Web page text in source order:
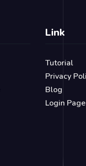
Link
Tutorial
Privacy
Blog
Login Page